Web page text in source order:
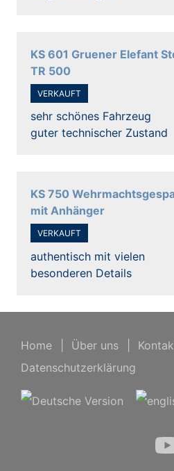
KS 601 Gruener Elefant
TR 500
VERKAUFT
sehr schönes Fahrzeug
guter technischer Zustand
KS 750
mit Anhänger
VERKAUFT
authentisch mit vielen
besonderen Details
Home Über uns
Datenschutzerklärung